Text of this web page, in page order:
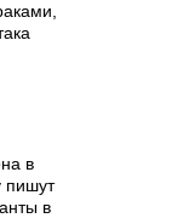
в
пишут
в